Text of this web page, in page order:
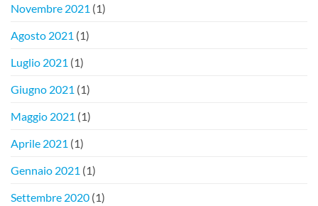
Novembre 2021 (1)
Agosto 2021 (1)
Luglio 2021 (1)
Giugno 2021 (1)
Maggio 2021 (1)
Aprile 2021 (1)
Gennaio 2021 (1)
Settembre 2020 (1)